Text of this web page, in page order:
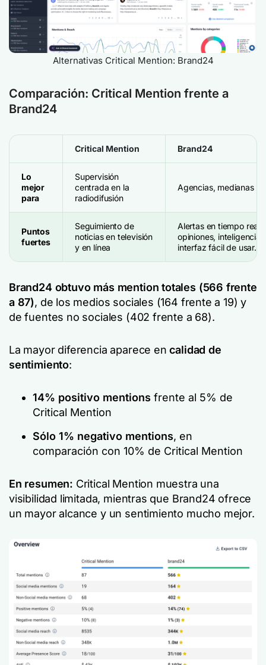
Alternativas Critical Mention: Brand24
Comparación: Critical Mention frente a
Brand24
Critical Mention Brand24
Lo
mejor
para
Supervisión
centrada en la
radiodifusión
Agencias, medianas
Puntos
fuertes
Seguimiento de
noticias en televisión
y en línea
Alertas en tiempo real,
opiniones, inteligencia
interfaz fácil de usar.
Brand24 obtuvo más mention totales (566 frente
a 87), de los medios sociales (164 frente a 19) y
de fuentes no sociales (402 frente a 68).
La mayor diferencia aparece encalidad de
sentimiento:
14% positivo mentions frente al 5% de
Critical Mention
Sólo 1% negativo mentions, en
comparación con 10% de Critical Mention
En resumen: Critical Mention muestra una
visibilidad limitada, mientras que Brand24 ofrece
un mayor alcance y un sentimiento mucho mejor.